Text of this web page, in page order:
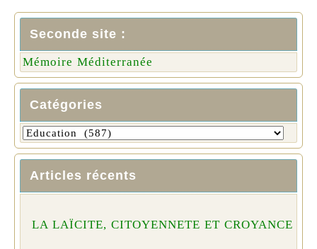
Seconde site :
Mémoire Méditerranée
Catégories
Articles récents
LA LAÏCITE, CITOYENNETE ET CROYANCE